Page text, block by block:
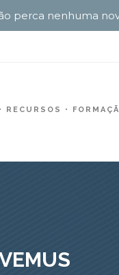
RECURSOS
perca nenhuma